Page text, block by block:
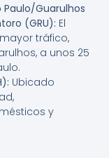
Guarulhos
(GRU): El
tráfico,
a unos 25
Ubicado
y